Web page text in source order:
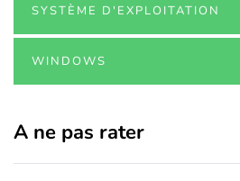
SYSTÈME D'EXPLOITATION
WINDOWS
A ne pas rater